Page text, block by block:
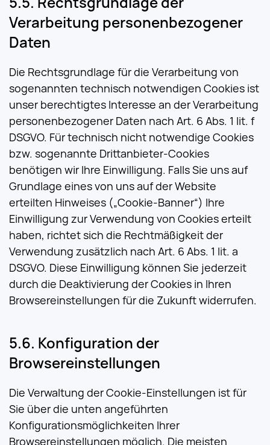
Verarbeitung personenbezogener
Daten
Die Rechtsgrundlage für die Verarbeitung von
sogenannten technisch notwendigen Cookies ist
unser berechtigtes Interesse an der Verarbeitung
personenbezogener Daten nach Art. 6 Abs. 1 lit. f
DSGVO. Für technisch nicht notwendige Cookies
bzw. sogenannte Drittanbieter-Cookies
benötigen wir Ihre Einwilligung. Falls Sie uns auf
Grundlage eines von uns auf der Website
erteilten Hinweises („Cookie-Banner“) Ihre
Einwilligung zur Verwendung von Cookies erteilt
haben, richtet sich die Rechtmäßigkeit der
Verwendung zusätzlich nach Art. 6 Abs. 1 lit. a
DSGVO. Diese Einwilligung können Sie jederzeit
durch die Deaktivierung der Cookies in Ihren
Browsereinstellungen für die Zukunft widerrufen.
Konfiguration der
Browsereinstellungen
Die Verwaltung der Cookie-Einstellungen ist für
Sie über die unten angeführten
Konfigurationsmöglichkeiten Ihrer
Browsereinstellungen möglich. Die meisten